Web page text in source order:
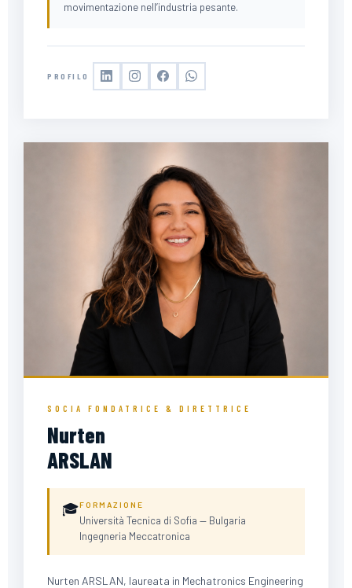
movimentazione nell’industria pesante.
PROFILO
NA
FOTO DA AGGIUNGERE
SOCIA FONDATRICE & DIRETTRICE
Nurten
ARSLAN
🎓FORMAZIONE
Università Tecnica di Sofia — Bulgaria
Ingegneria Meccatronica
Nurten ARSLAN, laureata in Mechatronics Engineering